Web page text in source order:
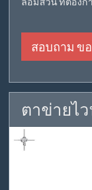
สอบถาม ข
ตาข่ายไ